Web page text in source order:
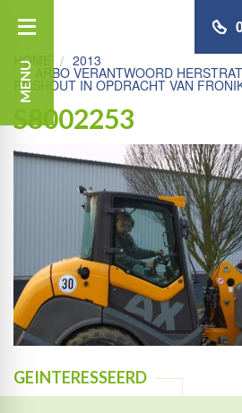
MENU
HOME 2013
ARBO VERANTWOORD
RIJSHOUT IN OPDRACHT VAN
S8002253
GEINTERESSEERD